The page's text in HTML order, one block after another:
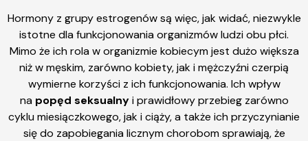
Hormony z grupy estrogenów są więc, jak widać, niezwykle
istotne dla funkcjonowania organizmów ludzi obu płci.
Mimo że ich rola w organizmie kobiecym jest dużo większa
niż w męskim, zarówno kobiety, jak i mężczyźni czerpią
wymierne korzyści z ich funkcjonowania. Ich wpływ
na popęd seksualnyi prawidłowy przebieg zarówno
cyklu miesiączkowego, jak i ciąży, a także ich przyczynianie
się do zapobiegania licznym chorobom sprawiają, że